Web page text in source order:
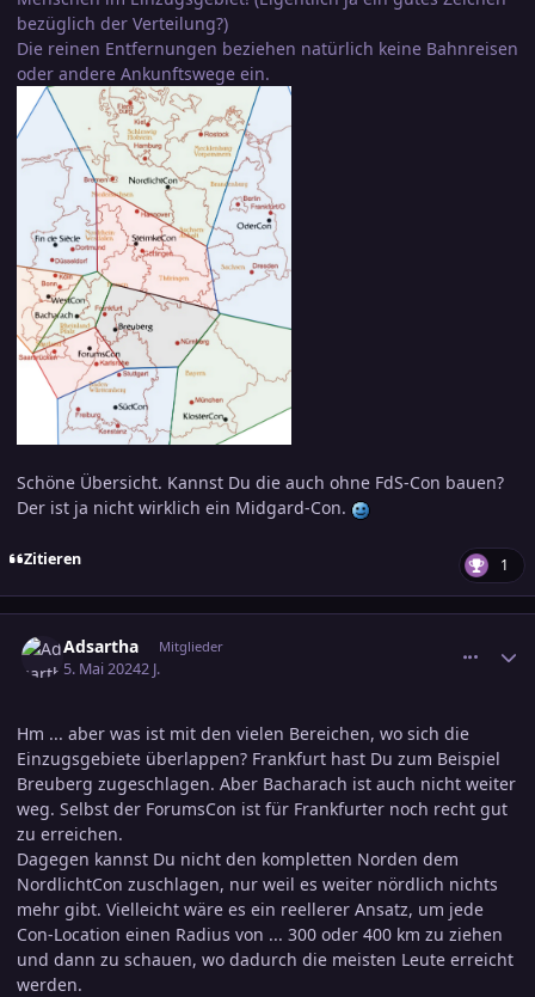
bezüglich der Verteilung?)
Die reinen Entfernungen beziehen natürlich keine Bahnreisen
oder andere Ankunftswege ein.
Schöne Übersicht. Kannst Du die auch ohne FdS-Con bauen?
Der ist ja nicht wirklich ein Midgard-Con.
Zitieren 1
Adsartha Mitglieder
5. Mai 20242 J.
Hm ... aber was ist mit den vielen Bereichen, wo sich die
Einzugsgebiete überlappen? Frankfurt hast Du zum Beispiel
Breuberg zugeschlagen. Aber Bacharach ist auch nicht weiter
weg. Selbst der ForumsCon ist für Frankfurter noch recht gut
zu erreichen.
Dagegen kannst Du nicht den kompletten Norden dem
NordlichtCon zuschlagen, nur weil es weiter nördlich nichts
mehr gibt. Vielleicht wäre es ein reellerer Ansatz, um jede
Con-Location einen Radius von ... 300 oder 400 km zu ziehen
und dann zu schauen, wo dadurch die meisten Leute erreicht
werden.